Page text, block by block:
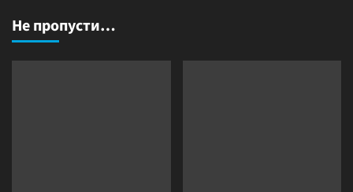
Не пропусти…